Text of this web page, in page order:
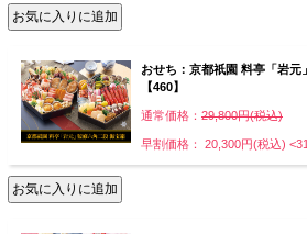
おせち：京都祇園 料亭「岩元
【460】
通常価格： 29,800円(税込)
早割価格： 20,300円(税込)